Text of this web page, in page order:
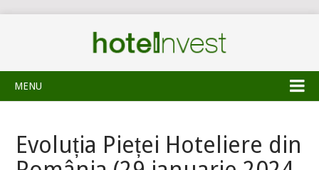
MENU
Evoluția Pieței Hoteliere din